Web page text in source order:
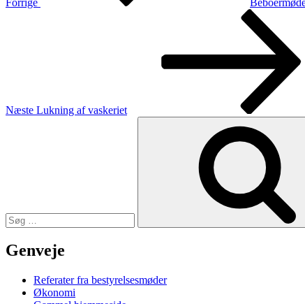
Næste Lukning af vaskeriet
Genveje
Referater fra bestyrelsesmøder
Økonomi